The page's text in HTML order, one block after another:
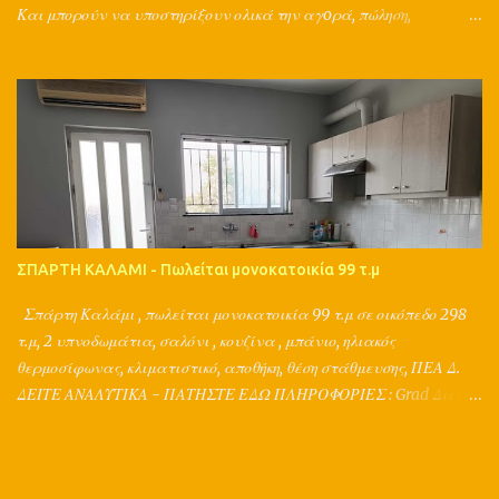
Και μπορούν να υποστηρίξουν ολικά την αγoρά, πώληση,
συμβολαιογράφων, δικηγόρων, τεχνικών, λογιστών, τραπεζών και
ασφαλιστικών εταιριών. Παράλληλα παρέχουν μια ολοκληρωμένη
διαφημιστική στρατηγική για το ακίνητό σας, καθώς ο Π.Τσιμπίδης
έχει σπουδές σε διαφήμιση, marketing, δημοσιογραφία,
κτηματομεσιτικά και και κατέχει ακαδημαϊκή πιστοποίηση στις
εκτιμήσεις ακινήτων. ΠΛΗΡΟΦΟΡΙΕΣ : Grad Διεθνή Μεσιτικά
Γραφεία Αθήνα, Σπάρτη Π.Τσιμπίδης Τηλ. 2177077305,
2731026001, 6980447385 www.grad.gr
ΣΠΑΡΤΗ ΚΑΛΑΜΙ - Πωλείται μονοκατοικία 99 τ.μ
Σπάρτη Καλάμι , πωλείται μονοκατοικία 99 τ.μ σε οικόπεδο 298
τ.μ, 2 υπνοδωμάτια, σαλόνι , κουζίνα , μπάνιο, ηλιακός
θερμοσίφωνας, κλιματιστικό, αποθήκη, θέση στάθμευσης, ΠΕΑ Δ.
ΔΕΙΤΕ ΑΝΑΛΥΤΙΚΑ - ΠΑΤΗΣΤΕ ΕΔΩ ΠΛΗΡΟΦΟΡΙΕΣ : Grad Διεθνή